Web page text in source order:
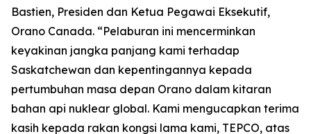
Bastien, Presiden dan Ketua Pegawai Eksekutif,
Orano Canada. “Pelaburan ini mencerminkan
keyakinan jangka panjang kami terhadap
Saskatchewan dan kepentingannya kepada
pertumbuhan masa depan Orano dalam kitaran
bahan api nuklear global. Kami mengucapkan terima
kasih kepada rakan kongsi lama kami, TEPCO, atas